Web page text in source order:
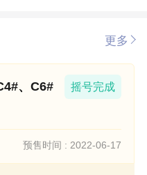
更多
、C6# 摇号完成
预售时间 : 2022-06-17